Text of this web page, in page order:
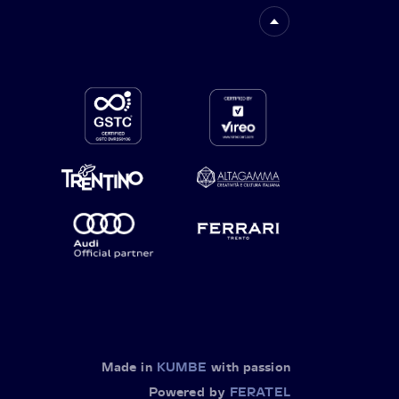
Made in KUMBE with passion
Powered by FERATEL